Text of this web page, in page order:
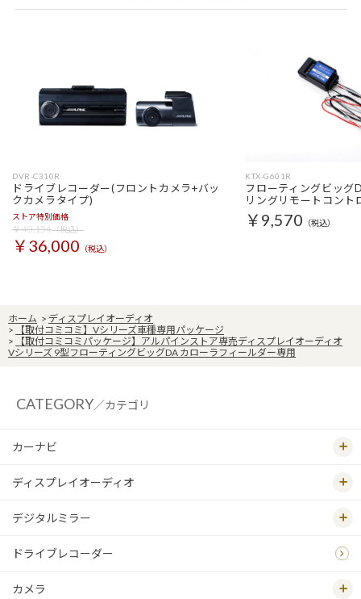
DVR-C310R
ドライブレコーダー(フロントカメラ+バッ
クカメラタイプ)
ストア特別価格
￥40,154（税込）
￥36,000 （税込）
KTX-G601R
フローティングビッグ
リングリモートコント
￥9,570 （税込）
ホーム > ディスプレイオーディオ
>
【取付コミコミ】Vシリーズ車種専用パッケージ
>
【取付コミコミパッケージ】アルパインストア専売ディスプレイオーディオ
Vシリーズ 9型フローティングビッグDA カローラフィールダー専用
CATEGORY／カテゴリ
カーナビ
ディスプレイオーディオ
デジタルミラー
ドライブレコーダー
カメラ